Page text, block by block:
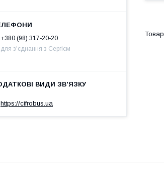
+380 (98) 317-20-20
для з'єднання з Сергієм
https://cifrobus.ua